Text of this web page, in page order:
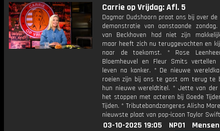
Carrie op Vrijdag: Afl. 5
Dagmar Oudshoorn praat ons bij over de
demonstratie van aanstaande
van Beckhoven had niet zijn
maar heeft zich nu teruggevochten en
naar de toekomst. * Rose
Bloemheuvel en Fleur Smits vertellen
leven na kanker. * De nieuwe
roeien zijn bij ons te gast om terug te
hun nieuwe wereldtitel. * Jette van der
het stoppen met acteren bij Goede
Tijden. * Tributebandzangeres Alisha
nieuwste plaat van pop-icoon Taylor
03-10-2025 19:05 NPO1